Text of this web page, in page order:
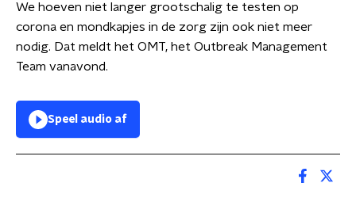
We hoeven niet langer grootschalig te testen op
corona en mondkapjes in de zorg zijn ook niet meer
nodig. Dat meldt het OMT, het Outbreak Management
Team vanavond.
Speel audio af